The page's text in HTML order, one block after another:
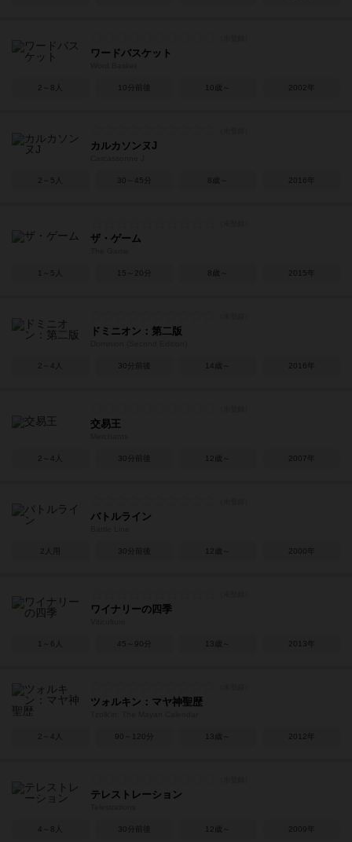
ワードバスケット
2～8人 10分前後 10歳～ 2002年
カルカソンヌJ
2～5人 30～45分 8歳～ 2016年
ザ・ゲーム
1～5人 15～20分 8歳～ 2015年
ドミニオン：第二版
2～4人 30分前後 14歳～ 2016年
交易王
2～4人 30分前後 12歳～ 2007年
バトルライン
2人用 30分前後 12歳～ 2000年
ワイナリーの四季
1～6人 45～90分 13歳～ 2013年
ツォルキン：マヤ神聖歴
2～4人 90～120分 13歳～ 2012年
テレストレーション
4～8人 30分前後 12歳～ 2009年